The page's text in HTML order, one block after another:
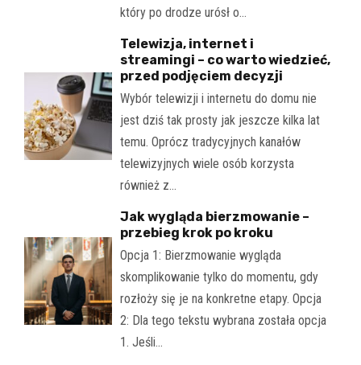
który po drodze urósł o…
Telewizja, internet i
streamingi – co warto wiedzieć,
przed podjęciem decyzji
Wybór telewizji i internetu do domu nie
jest dziś tak prosty jak jeszcze kilka lat
temu. Oprócz tradycyjnych kanałów
telewizyjnych wiele osób korzysta
również z…
Jak wygląda bierzmowanie –
przebieg krok po kroku
Opcja 1: Bierzmowanie wygląda
skomplikowanie tylko do momentu, gdy
rozłoży się je na konkretne etapy. Opcja
2: Dla tego tekstu wybrana została opcja
1. Jeśli…